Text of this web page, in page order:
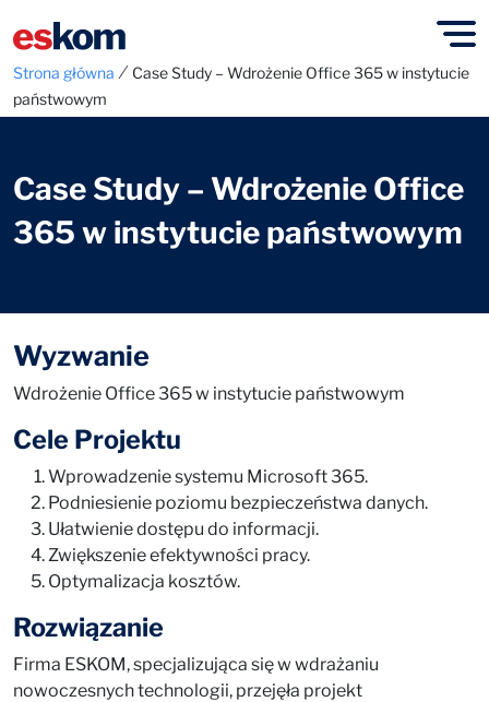
Strona główna ⁄ Case Study – Wdrożenie Office 365 w instytucie
państwowym
Case Study – Wdrożenie Office
365 w instytucie państwowym
Wyzwanie
Wdrożenie Office 365 w instytucie państwowym
Cele Projektu
Wprowadzenie systemu Microsoft 365.
Podniesienie poziomu bezpieczeństwa danych.
Ułatwienie dostępu do informacji.
Zwiększenie efektywności pracy.
Optymalizacja kosztów.
Rozwiązanie
Firma ESKOM, specjalizująca się w wdrażaniu
nowoczesnych technologii, przejęła projekt